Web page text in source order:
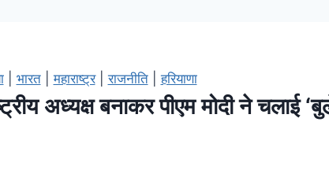
| भारत|महाराष्ट्र|राजनीति|हरियाणा
बनाकर पीएम मोदी ने चलाई